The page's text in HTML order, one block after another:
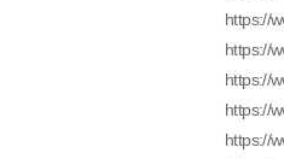
https://
https://
https://
https://
https://